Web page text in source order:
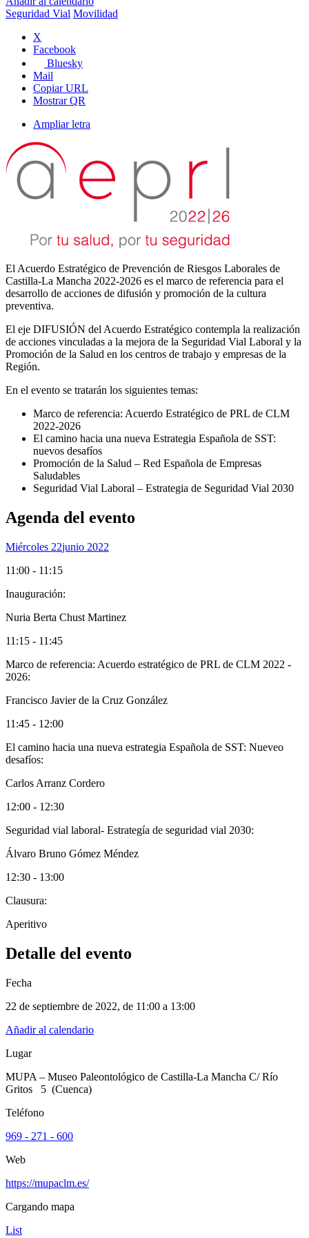
Seguridad Vial Movilidad
X
Facebook
Bluesky
Mail
Copiar URL
Mostrar QR
Ampliar letra
El Acuerdo Estratégico de Prevención de Riesgos Laborales de
Castilla-La Mancha 2022-2026 es el marco de referencia para el
desarrollo de acciones de difusión y promoción de la cultura
preventiva.
El eje DIFUSIÓN del Acuerdo Estratégico contempla la realización
de acciones vinculadas a la mejora de la Seguridad Vial Laboral y la
Promoción de la Salud en los centros de trabajo y empresas de la
Región.
En el evento se tratarán los siguientes temas:
Marco de referencia: Acuerdo Estratégico de PRL de CLM
2022-2026
El camino hacia una nueva Estrategia Española de SST:
nuevos desafíos
Promoción de la Salud – Red Española de Empresas
Saludables
Seguridad Vial Laboral – Estrategia de Seguridad Vial 2030
Agenda del evento
Miércoles 22Junio 2022
11:00 - 11:15
Inauguración:
Nuria Berta Chust Martinez
11:15 - 11:45
Marco de referencia: Acuerdo estratégico de PRL de CLM 2022 -
2026:
Francisco Javier de la Cruz González
11:45 - 12:00
El camino hacia una nueva estrategia Española de SST: Nueveo
desafíos:
Carlos Arranz Cordero
12:00 - 12:30
Seguridad vial laboral- Estrategía de seguridad vial 2030:
Álvaro Bruno Gómez Méndez
12:30 - 13:00
Clausura:
Aperitivo
Detalle del evento
Fecha
22 de septiembre de 2022, de 11:00 a 13:00
Añadir al calendario
Lugar
MUPA – Museo Paleontológico de Castilla-La Mancha C/ Río
Gritos 5 (Cuenca)
Teléfono
969 - 271 - 600
Web
https://mupaclm.es/
Cargando mapa
List